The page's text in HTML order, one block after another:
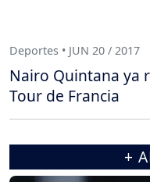
Deportes • JUN 20 / 2017
Nairo Quintana ya
Tour de Francia
+